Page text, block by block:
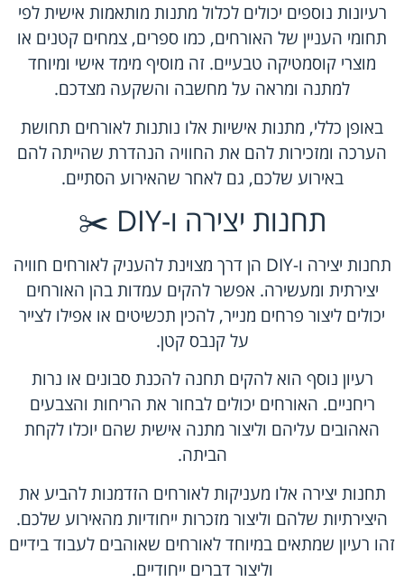
רעיונות נוספים יכולים לכלול מתנות מותאמות אישית לפי
תחומי העניין של האורחים, כמו ספרים, צמחים קטנים או
מוצרי קוסמטיקה טבעיים. זה מוסיף מימד אישי ומיוחד
למתנה ומראה על מחשבה והשקעה מצדכם.
באופן כללי, מתנות אישיות אלו נותנות לאורחים תחושת
הערכה ומזכירות להם את החוויה הנהדרת שהייתה להם
באירוע שלכם, גם לאחר שהאירוע הסתיים.
תחנות יצירה ו-DIY ✂️
תחנות יצירה ו-DIY הן דרך מצוינת להעניק לאורחים חוויה
יצירתית ומעשירה. אפשר להקים עמדות בהן האורחים
יכולים ליצור פרחים מנייר, להכין תכשיטים או אפילו לצייר
על קנבס קטן.
רעיון נוסף הוא להקים תחנה להכנת סבונים או נרות
ריחניים. האורחים יכולים לבחור את הריחות והצבעים
האהובים עליהם וליצור מתנה אישית שהם יוכלו לקחת
הביתה.
תחנות יצירה אלו מעניקות לאורחים הזדמנות להביע את
היצירתיות שלהם וליצור מזכרות ייחודיות מהאירוע שלכם.
זהו רעיון שמתאים במיוחד לאורחים שאוהבים לעבוד בידיים
וליצור דברים ייחודיים.